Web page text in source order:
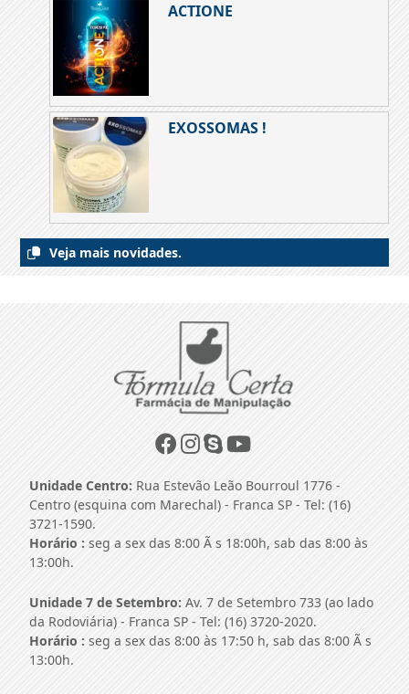
ACTIONE
EXOSSOMAS !
Veja mais novidades.
Unidade Centro: Rua Estevão Leão Bourroul 1776 -
Centro (esquina com Marechal) - Franca SP - Tel: (16)
3721-1590.
Horário : seg a sex das 8:00 Ã s 18:00h, sab das 8:00 às
13:00h.
Unidade 7 de Setembro: Av. 7 de Setembro 733 (ao lado
da Rodoviária) - Franca SP - Tel: (16) 3720-2020.
Horário : seg a sex das 8:00 às 17:50 h, sab das 8:00 Ã s
13:00h.